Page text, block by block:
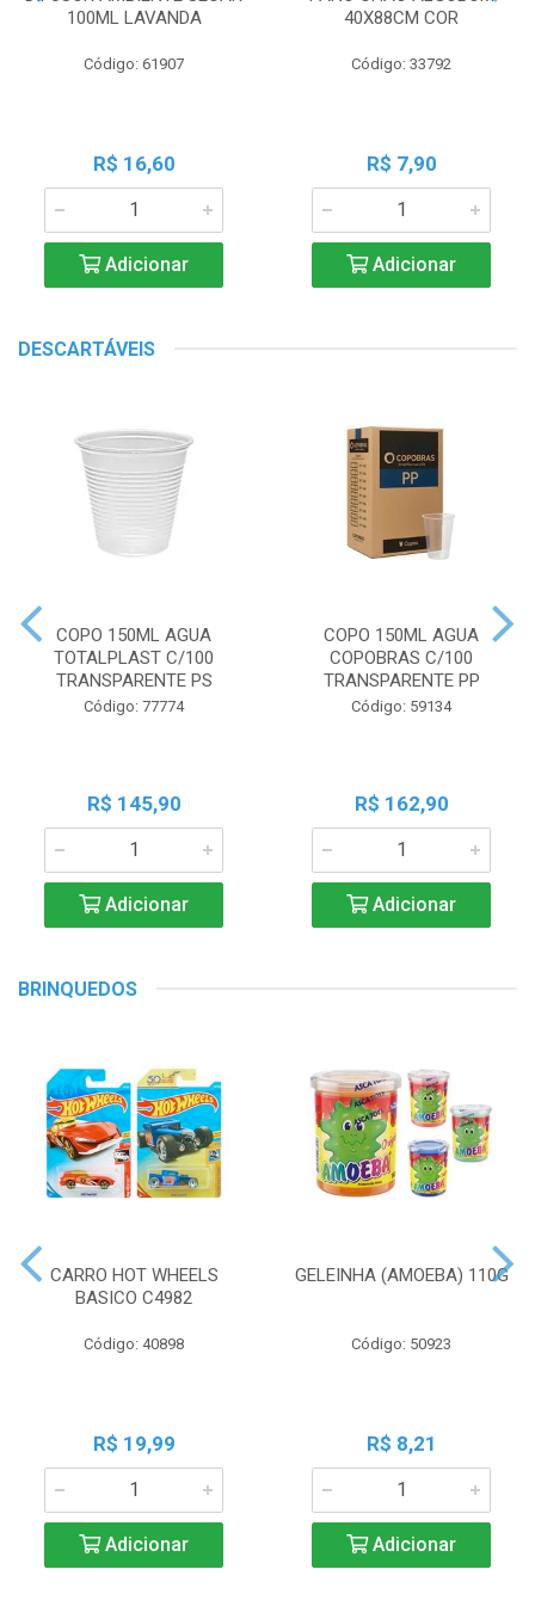
100ML LAVANDA
Código: 61907
R$ 16,60
Adicionar
40X88CM COR
Código: 33792
R$ 7,90
Adicionar
DESCARTÁVEIS
COPO 150ML AGUA
TOTALPLAST C/100
TRANSPARENTE PS
Código: 77774
R$ 145,90
Adicionar
COPO 150ML AGUA
COPOBRAS C/100
TRANSPARENTE PP
Código: 59134
R$ 162,90
Adicionar
BRINQUEDOS
CARRO HOT WHEELS
BASICO C4982
Código: 40898
R$ 19,99
Adicionar
GELEINHA (AMOEBA) 110G
Código: 50923
R$ 8,21
Adicionar